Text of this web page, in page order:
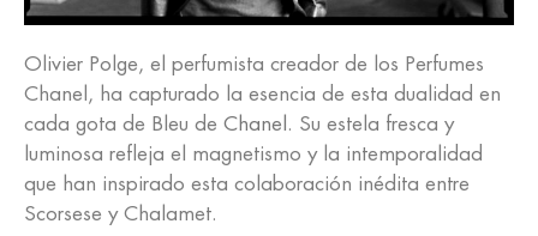
Olivier Polge, el perfumista creador de los Perfumes
Chanel, ha capturado la esencia de esta dualidad en
cada gota de Bleu de Chanel . Su estela fresca y
luminosa refleja el magnetismo y la intemporalidad
que han inspirado esta colaboración inédita entre
Scorsese y Chalamet.